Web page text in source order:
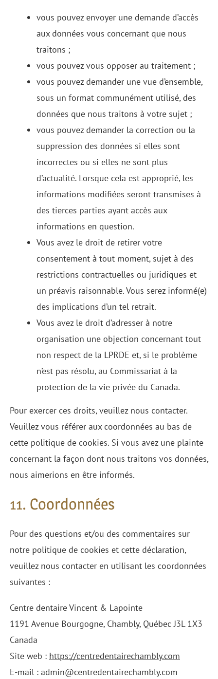
vous pouvez envoyer une demande d’accès
aux données vous concernant que nous
traitons ;
vous pouvez vous opposer au traitement ;
vous pouvez demander une vue d’ensemble,
sous un format communément utilisé, des
données que nous traitons à votre sujet ;
vous pouvez demander la correction ou la
suppression des données si elles sont
incorrectes ou si elles ne sont plus
d’actualité. Lorsque cela est approprié, les
informations modifiées seront transmises à
des tierces parties ayant accès aux
informations en question.
Vous avez le droit de retirer votre
consentement à tout moment, sujet à des
restrictions contractuelles ou juridiques et
un préavis raisonnable. Vous serez informé(e)
des implications d’un tel retrait.
Vous avez le droit d’adresser à notre
organisation une objection concernant tout
non respect de la LPRDE et, si le problème
n’est pas résolu, au Commissariat à la
protection de la vie privée du Canada.
Pour exercer ces droits, veuillez nous contacter.
Veuillez vous référer aux coordonnées au bas de
cette politique de cookies. Si vous avez une plainte
concernant la façon dont nous traitons vos données,
nous aimerions en être informés.
11. Coordonnées
Pour des questions et/ou des commentaires sur
notre politique de cookies et cette déclaration,
veuillez nous contacter en utilisant les coordonnées
suivantes :
Centre dentaire Vincent & Lapointe
1191 Avenue Bourgogne, Chambly, Québec J3L 1X3
Canada
Site web : https://centredentairechambly.com
E-mail : admin@centredentairechambly.com